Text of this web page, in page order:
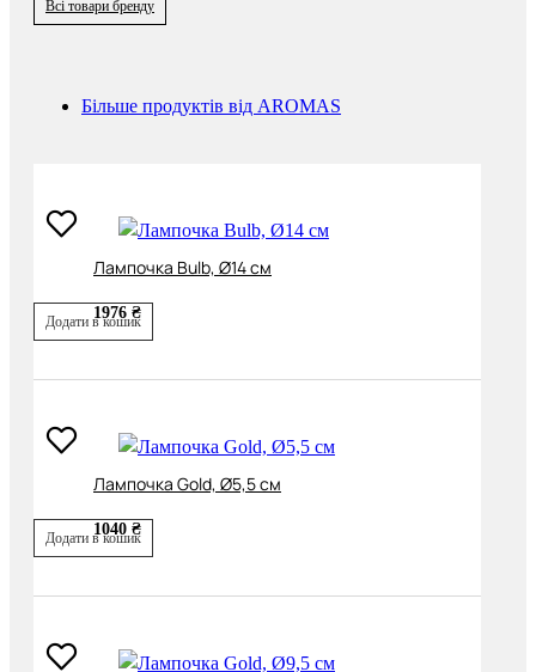
Всі товари бренду
Більше продуктів від AROMAS
Лампочка Bulb, Ø14 см
1976 ₴
Додати в кошик
Лампочка Gold, Ø5,5 см
1040 ₴
Додати в кошик